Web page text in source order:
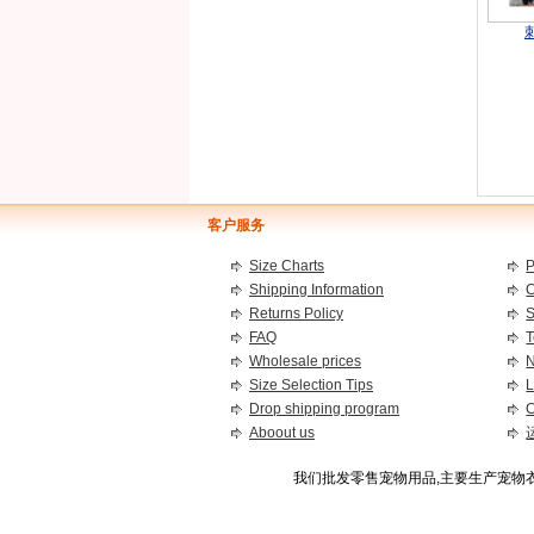
客户服务
Size Charts
Shipping Information
Returns Policy
FAQ
Wholesale prices
Size Selection Tips
Drop shipping program
Aboout us
我们批发零售宠物用品,主要生产宠物